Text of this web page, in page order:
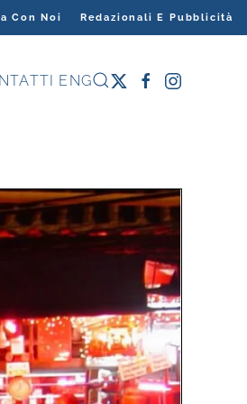
Con Noi Redazionali E Pubblicità
ENG